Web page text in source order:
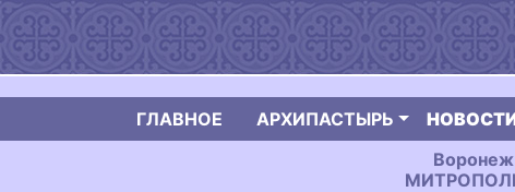
ГЛАВНОЕ АРХИПАСТЫРЬ